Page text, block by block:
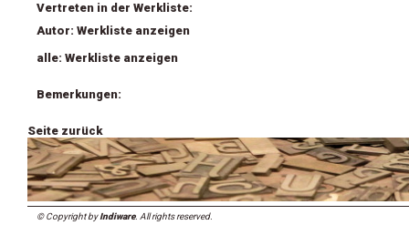
Vertreten in der Werkliste:
Autor: Werkliste anzeigen
alle: Werkliste anzeigen
Bemerkungen:
Seite zurück
© Copyright byIndiware. All rights reserved.